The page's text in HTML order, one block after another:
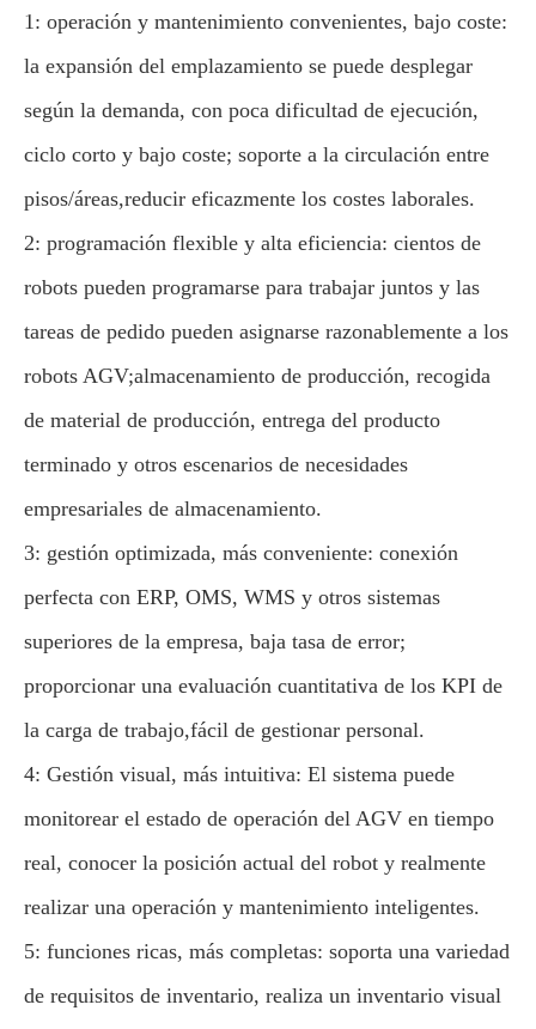
1: operación y mantenimiento convenientes, bajo coste:
la expansión del emplazamiento se puede desplegar
según la demanda, con poca dificultad de ejecución,
ciclo corto y bajo coste; soporte a la circulación entre
pisos/áreas,reducir eficazmente los costes laborales.
2: programación flexible y alta eficiencia: cientos de
robots pueden programarse para trabajar juntos y las
tareas de pedido pueden asignarse razonablemente a los
robots AGV;almacenamiento de producción, recogida
de material de producción, entrega del producto
terminado y otros escenarios de necesidades
empresariales de almacenamiento.
3: gestión optimizada, más conveniente: conexión
perfecta con ERP, OMS, WMS y otros sistemas
superiores de la empresa, baja tasa de error;
proporcionar una evaluación cuantitativa de los KPI de
la carga de trabajo,fácil de gestionar personal.
4: Gestión visual, más intuitiva: El sistema puede
monitorear el estado de operación del AGV en tiempo
real, conocer la posición actual del robot y realmente
realizar una operación y mantenimiento inteligentes.
5: funciones ricas, más completas: soporta una variedad
de requisitos de inventario, realiza un inventario visual